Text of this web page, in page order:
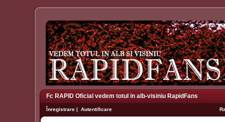
Fc RAPID Oficial vedem totul in alb-visiniu RapidFans
Înregistrare | Autentificare